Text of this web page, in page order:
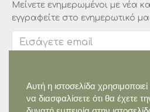
Αυτή η ιστοσελίδα
να διασφαλίσετε ότι θα έχετε
Μείνετε ενημερωμένοι με νέα
εγγραφείτε στο ενημερωτικό